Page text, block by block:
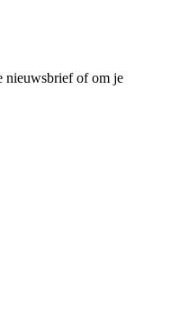
nieuwsbrief of om je